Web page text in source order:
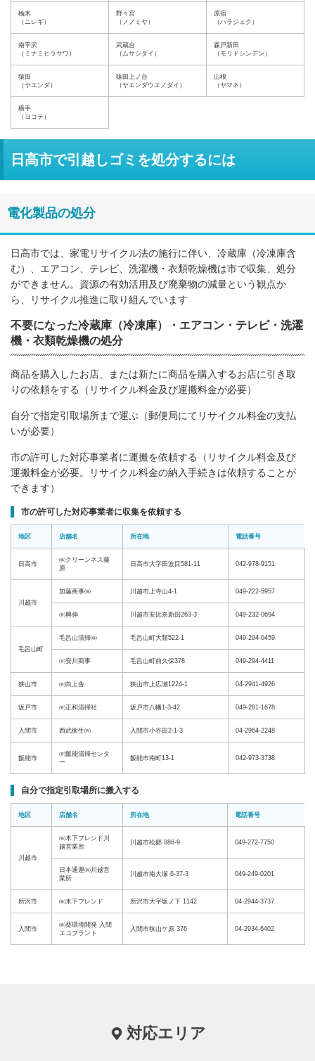
楡木
（ニレギ）
野々宮
（ノノミヤ）
原宿
（ハラジュク）
南平沢
（ミナミヒラサワ）
武蔵台
（ムサシダイ）
森戸新田
（モリドシンデン）
猿田
（ヤエンダ）
猿田上ノ台
（ヤエンダウエノダイ）
山根
（ヤマネ）
横手
（ヨコテ）
日高市で引越しゴミを処分するには
電化製品の処分
日高市では、家電リサイクル法の施行に伴い、冷蔵庫（冷凍庫含
む）、エアコン、テレビ、洗濯機・衣類乾燥機は市で収集、処分
ができません。資源の有効活用及び廃棄物の減量という観点か
ら、リサイクル推進に取り組んでいます
不要になった冷蔵庫（冷凍庫）・エアコン・テレビ・洗濯
機・衣類乾燥機の処分
商品を購入したお店、または新たに商品を購入するお店に引き取
りの依頼をする（リサイクル料金及び運搬料金が必要）
自分で指定引取場所まで運ぶ（郵便局にてリサイクル料金の支払
いが必要）
市の許可した対応事業者に運搬を依頼する（リサイクル料金及び
運搬料金が必要。リサイクル料金の納入手続きは依頼することが
できます）
市の許可した対応事業者に収集を依頼する
地区 店舗名 所在地 電話番号
日高市
㈱クリーンネス藤
原
日高市大字田波目581-11 042-978-9151
川越市
加藤商事㈱ 川越市上寺山4-1 049-222-5957
㈲興伸 川越市安比奈新田263-3 049-232-0694
毛呂山町
毛呂山清掃㈱ 毛呂山町大類522-1 049-294-0459
㈲安川商事 毛呂山町前久保378 049-294-4411
狭山市 ㈲向上舎 狭山市上広瀬1224-1 04-2941-4926
坂戸市 ㈲正和清掃社 坂戸市八幡1-3-42 049-281-1678
入間市 西武衛生㈲ 入間市小谷田2-1-3 04-2964-2248
飯能市
㈲飯能清掃センタ
ー
飯能市南町13-1 042-973-3738
自分で指定引取場所に搬入する
地区 店舗名 所在地 電話番号
川越市
㈱木下フレンド川
越営業所
川越市松郷 886-9 049-272-7750
日本通運㈱川越営
業所
川越市南大塚 6-37-3 049-249-0201
所沢市 ㈱木下フレンド 所沢市大字坂ノ下 1142 04-2944-3737
入間市
㈱葵環境開発 入間
エコプラント
入間市狭山ケ原 376 04-2934-6402
対応エリア